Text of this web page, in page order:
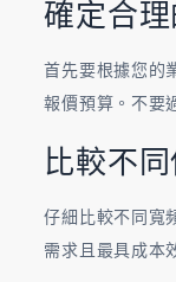
確定合
首先要根據您的
報價預算。不要
比較不
仔細比較不同寬
需求且最具成本